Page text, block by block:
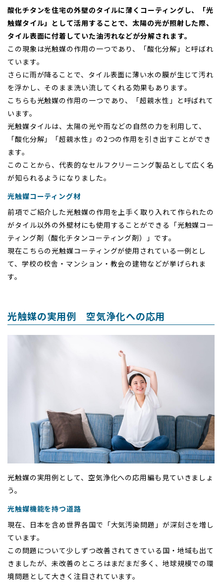
酸化チタンを住宅の外壁のタイルに薄くコーティングし、「光
触媒タイル」として活用することで、太陽の光が照射した際、
タイル表面に付着していた油汚れなどが分解されます。
この現象は光触媒の作用の一つであり、「酸化分解」と呼ばれ
ています。
さらに雨が降ることで、タイル表面に薄い水の膜が生じて汚れ
を浮かし、そのまま洗い流してくれる効果もあります。
こちらも光触媒の作用の一つであり、「超親水性」と呼ばれて
います。
光触媒タイルは、太陽の光や雨などの自然の力を利用して、
「酸化分解」「超親水性」の2つの作用を引き出すことができ
ます。
このことから、代表的なセルフクリーニング製品として広く名
が知られるようになりました。
光触媒コーティング材
前項でご紹介した光触媒の作用を上手く取り入れて作られたの
がタイル以外の外壁材にも使用することができる「光触媒コー
ティング剤（酸化チタンコーティング剤）」です。
現在こちらの光触媒コーティングが使用されている一例とし
て、学校の校舎・マンション・教会の建物などが挙げられま
す。
光触媒の実用例 空気浄化への応用
光触媒の実用例として、空気浄化への応用編も見ていきましょ
う。
光触媒機能を持つ道路
現在、日本を含め世界各国で「大気汚染問題」が深刻さを増し
ています。
この問題について少しずつ改善されてきている国・地域も出て
きましたが、未改善のところはまだまだ多く、地球規模での環
境問題として大きく注目されています。